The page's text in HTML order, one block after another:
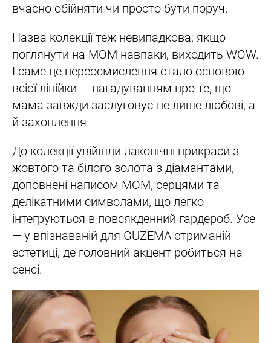
вчасно обійняти чи просто бути поруч.
Назва колекції теж невипадкова: якщо
поглянути на MOM навпаки, виходить WOW.
І саме це переосмислення стало основою
всієї лінійки — нагадуванням про те, що
мама завжди заслуговує не лише любові, а
й захоплення.
До колекції увійшли лаконічні прикраси з
жовтого та білого золота з діамантами,
доповнені написом MOM, серцями та
делікатними символами, що легко
інтегруються в повсякденний гардероб. Усе
— у впізнаваній для GUZEMA стриманій
естетиці, де головний акцент робиться на
сенсі.